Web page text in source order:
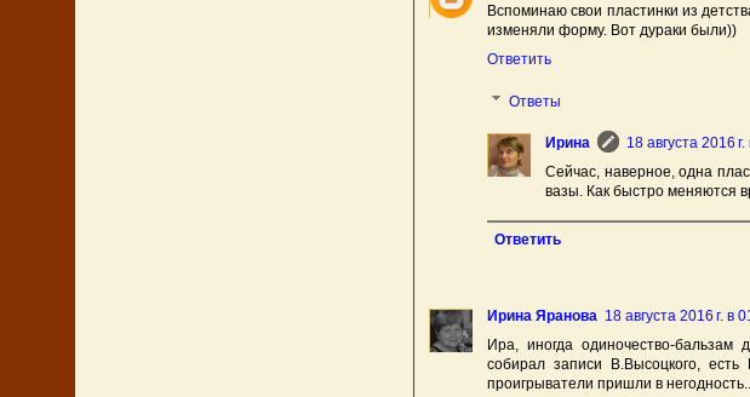
Вспоминаю свои пластинки из
изменяли форму. Вот дураки были))
Ответить
Ответы
Ирина
18 августа 2016
Сейчас, наверное, одна
вазы. Как быстро меняются
Ответить
Ирина Яранова 18 августа 2016 г. в
Ира, иногда одиночество-
собирал записи В.Высоцкого,
проигрыватели пришли в